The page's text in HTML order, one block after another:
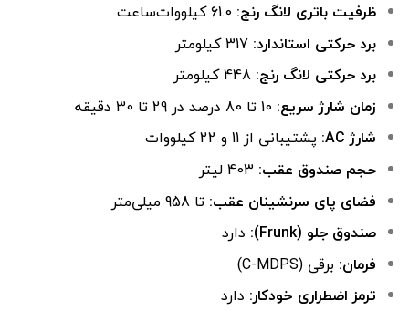
ظرفیت باتری لانگ رنج:
برد حرکتی استاندارد:
برد حرکتی لانگ رنج:
زمان شارژ سریع:
شارژ AC:
پشتیبانی از 11 و 22 کیلووات
حجم صندوق عقب:
فضای پای سرنشینان عقب: تا 958 میلی‌متر
صندوق جلو (Frunk):
دارد
فرمان: برقی (C-MDPS)
ترمز اضطراری خودکار: دارد